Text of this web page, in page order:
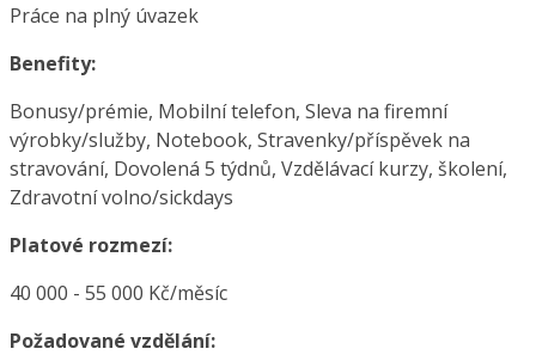
Práce na plný úvazek
Benefity:
Bonusy/prémie, Mobilní telefon, Sleva na firemní
výrobky/služby, Notebook, Stravenky/příspěvek na
stravování, Dovolená 5 týdnů, Vzdělávací kurzy, školení,
Zdravotní volno/sickdays
Platové rozmezí:
40 000 - 55 000 Kč/měsíc
Požadované vzdělání: